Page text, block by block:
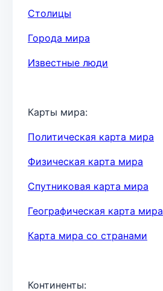
Столицы
Города мира
Известные люди
Карты мира:
Политическая карта мира
Физическая карта мира
Спутниковая карта мира
Географическая карта мира
Карта мира со странами
Континенты: